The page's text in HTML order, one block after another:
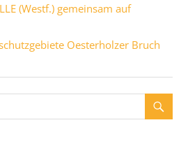
(Westf.) gemeinsam auf
Oesterholzer Bruch